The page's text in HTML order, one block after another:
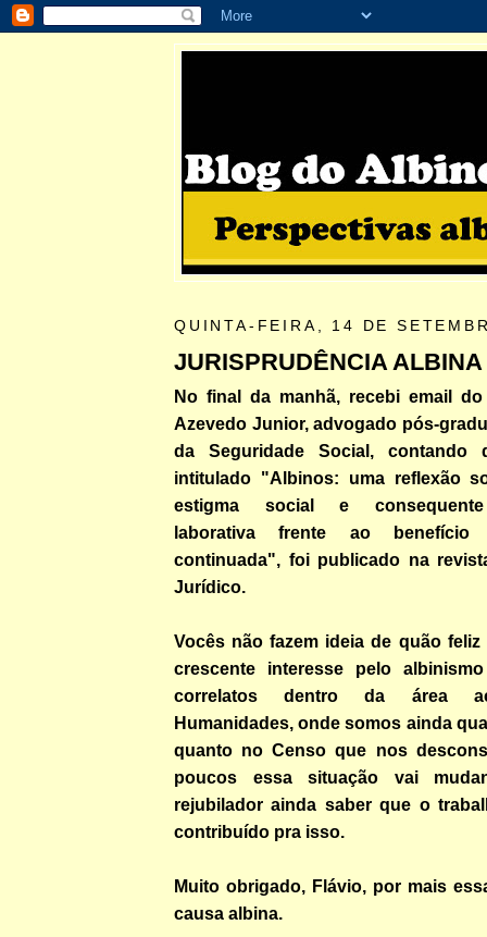
QUINTA-FEIRA, 14 DE
JURISPRUDÊNCIA ALBINA
No final da manhã, recebi email
Azevedo Junior, advogado pós-
da Seguridade Social, contando
intitulado "Albinos: uma reflexão
estigma social e consequente
laborativa frente ao benefício
continuada", foi publicado na
Jurídico.
Vocês não fazem ideia de quão
crescente interesse pelo
correlatos dentro da área
Humanidades, onde somos ainda
quanto no Censo que nos
poucos essa situação vai
rejubilador ainda saber que o
contribuído pra isso.
Muito obrigado, Flávio, por mais
causa albina.